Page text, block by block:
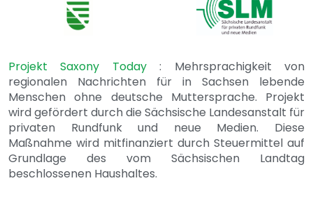
Projekt Saxony Today: Mehrsprachigkeit von
regionalen Nachrichten für in Sachsen lebende
Menschen ohne deutsche Muttersprache. Projekt
wird gefördert durch die Sächsische Landesanstalt für
privaten Rundfunk und neue Medien. Diese
Maßnahme wird mitfinanziert durch Steuermittel auf
Grundlage des vom Sächsischen Landtag
beschlossenen Haushaltes.